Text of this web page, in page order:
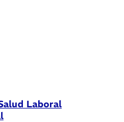
Laboral